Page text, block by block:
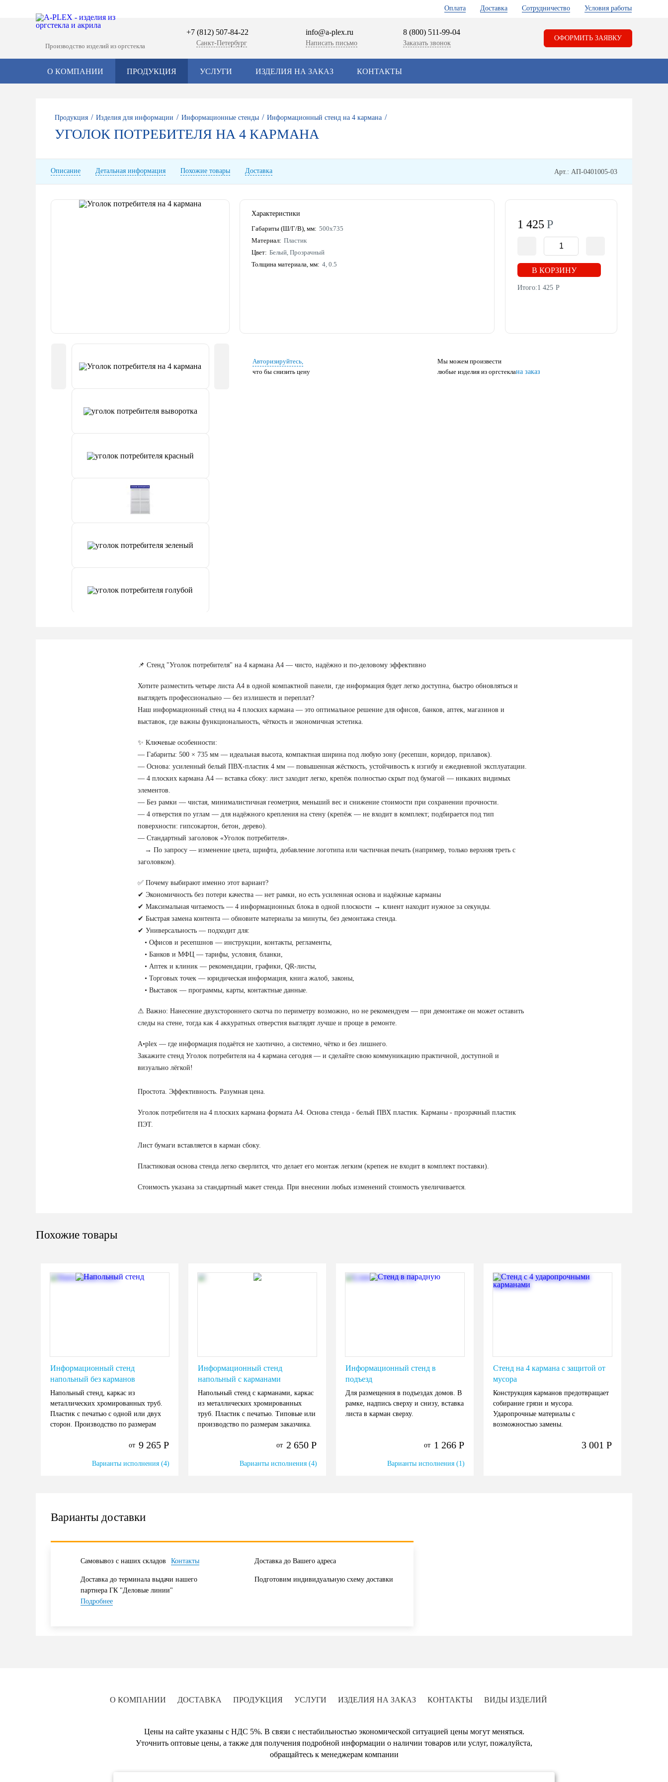
Условия работы
Сотрудничество
Доставка
Оплата
Производство изделий из оргстекла
ОФОРМИТЬ ЗАЯВКУ
+7 (812) 507-84-22
Санкт-Петербург
info@a-plex.ru
Написать письмо
8 (800) 511-99-04
Заказать звонок
О КОМПАНИИ ПРОДУКЦИЯ УСЛУГИ ИЗДЕЛИЯ НА ЗАКАЗ КОНТАКТЫ
Продукция / Изделия для информации / Информационные стенды / Информационный стенд на 4 кармана /
УГОЛОК ПОТРЕБИТЕЛЯ НА 4 КАРМАНА
Описание Детальная информация Похожие товары Доставка Арт.: АП-0401005-03
Характеристики
Габариты (Ш/Г/В), мм: 500х735
Материал: Пластик
Цвет: Белый, Прозрачный
Толщина материала, мм: 4, 0.5
1 425 Р
В КОРЗИНУ
Итого:1 425 Р
Авторизируйтесь,
что бы снизить цену
Мы можем произвести
любые изделия из оргстеклана заказ
📌 Стенд "Уголок потребителя" на 4 кармана А4 — чисто, надёжно и по-деловому эффективно
Хотите разместить четыре листа А4 в одной компактной панели, где информация будет легко доступна, быстро обновляться и
выглядеть профессионально — без излишеств и переплат?
Наш информационный стенд на 4 плоских кармана — это оптимальное решение для офисов, банков, аптек, магазинов и
выставок, где важны функциональность, чёткость и экономичная эстетика.
✨ Ключевые особенности:
— Габариты: 500 × 735 мм — идеальная высота, компактная ширина под любую зону (ресепшн, коридор, прилавок).
— Основа: усиленный белый ПВХ-пластик 4 мм — повышенная жёсткость, устойчивость к изгибу и ежедневной эксплуатации.
— 4 плоских кармана А4 — вставка сбоку: лист заходит легко, крепёж полностью скрыт под бумагой — никаких видимых
элементов.
— Без рамки — чистая, минималистичная геометрия, меньший вес и снижение стоимости при сохранении прочности.
— 4 отверстия по углам — для надёжного крепления на стену (крепёж — не входит в комплект; подбирается под тип
поверхности: гипсокартон, бетон, дерево).
— Стандартный заголовок «Уголок потребителя».
→ По запросу — изменение цвета, шрифта, добавление логотипа или частичная печать (например, только верхняя треть с
заголовком).
✅ Почему выбирают именно этот вариант?
✔ Экономичность без потери качества — нет рамки, но есть усиленная основа и надёжные карманы
✔ Максимальная читаемость — 4 информационных блока в одной плоскости → клиент находит нужное за секунды.
✔ Быстрая замена контента — обновите материалы за минуты, без демонтажа стенда.
✔ Универсальность — подходит для:
• Офисов и ресепшнов — инструкции, контакты, регламенты,
• Банков и МФЦ — тарифы, условия, бланки,
• Аптек и клиник — рекомендации, графики, QR-листы,
• Торговых точек — юридическая информация, книга жалоб, законы,
• Выставок — программы, карты, контактные данные.
⚠ Важно: Нанесение двухстороннего скотча по периметру возможно, но не рекомендуем — при демонтаже он может оставить
следы на стене, тогда как 4 аккуратных отверстия выглядят лучше и проще в ремонте.
A•plex — где информация подаётся не хаотично, а системно, чётко и без лишнего.
Закажите стенд Уголок потребителя на 4 кармана сегодня — и сделайте свою коммуникацию практичной, доступной и
визуально лёгкой!
Простота. Эффективность. Разумная цена.
Уголок потребителя на 4 плоских кармана формата А4. Основа стенда - белый ПВХ пластик. Карманы - прозрачный пластик
ПЭТ.
Лист бумаги вставляется в карман сбоку.
Пластиковая основа стенда легко сверлится, что делает его монтаж легким (крепеж не входит в комплект поставки).
Стоимость указана за стандартный макет стенда. При внесении любых изменений стоимость увеличивается.
Похожие товары
Информационный стенд
напольный без карманов
Напольный стенд, каркас из
металлических хромированных труб.
Пластик с печатью с одной или двух
сторон. Производство по размерам
от 9 265 Р
Варианты исполнения (4)
Информационный стенд
напольный с карманами
Напольный стенд с карманами, каркас
из металлических хромированных
труб. Пластик с печатью. Типовые или
производство по размерам заказчика.
от 2 650 Р
Варианты исполнения (4)
Информационный стенд в
подъезд
Для размещения в подъездах домов. В
рамке, надпись сверху и снизу, вставка
листа в карман сверху.
от 1 266 Р
Варианты исполнения (1)
Стенд на 4 кармана с защитой от
мусора
Конструкция карманов предотвращает
собирание грязи и мусора.
Ударопрочные материалы с
возможностью замены.
3 001 Р
Варианты доставки
Самовывоз с наших складов Контакты Доставка до Вашего адреса
Доставка до терминала выдачи нашего
партнера ГК "Деловые линии"
Подробнее
Подготовим индивидуальную схему доставки
О КОМПАНИИ ДОСТАВКА ПРОДУКЦИЯ УСЛУГИ ИЗДЕЛИЯ НА ЗАКАЗ КОНТАКТЫ ВИДЫ ИЗДЕЛИЙ
Цены на сайте указаны с НДС 5%. В связи с нестабильностью экономической ситуацией цены могут меняться.
Уточнить оптовые цены, а также для получения подробной информации о наличии товаров или услуг, пожалуйста,
обращайтесь к менеджерам компании